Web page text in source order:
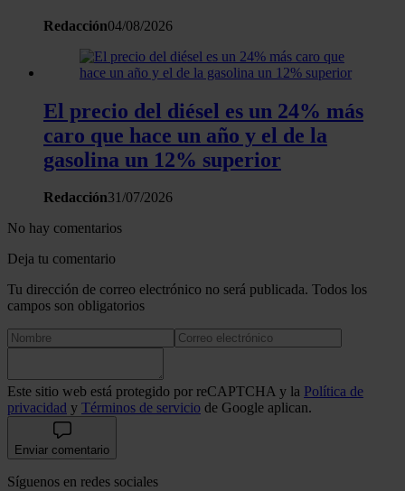
Redacción04/08/2026
El precio del diésel es un 24% más
caro que hace un año y el de la
gasolina un 12% superior
Redacción31/07/2026
No hay comentarios
Deja tu comentario
Tu dirección de correo electrónico no será publicada. Todos los
campos son obligatorios
Este sitio web está protegido por reCAPTCHA y la Política de
privacidad y Términos de servicio de Google aplican.
Enviar comentario
Síguenos en redes sociales